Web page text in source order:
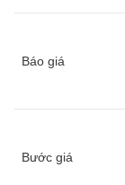
Báo giá
Bước giá